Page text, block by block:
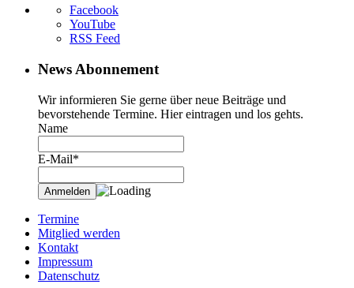
Facebook
YouTube
RSS Feed
News Abonnement
Wir informieren Sie gerne über neue Beiträge und
bevorstehende Termine. Hier eintragen und los gehts.
Name
E-Mail*
Termine
Mitglied werden
Kontakt
Impressum
Datenschutz